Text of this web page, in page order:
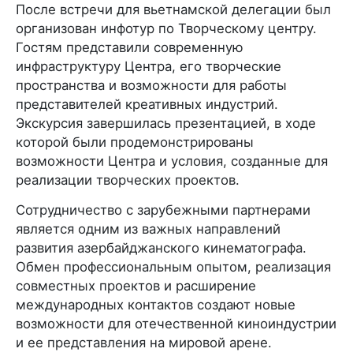
После встречи для вьетнамской делегации был
организован инфотур по Творческому центру.
Гостям представили современную
инфраструктуру Центра, его творческие
пространства и возможности для работы
представителей креативных индустрий.
Экскурсия завершилась презентацией, в ходе
которой были продемонстрированы
возможности Центра и условия, созданные для
реализации творческих проектов.
Сотрудничество с зарубежными партнерами
является одним из важных направлений
развития азербайджанского кинематографа.
Обмен профессиональным опытом, реализация
совместных проектов и расширение
международных контактов создают новые
возможности для отечественной киноиндустрии
и ее представления на мировой арене.